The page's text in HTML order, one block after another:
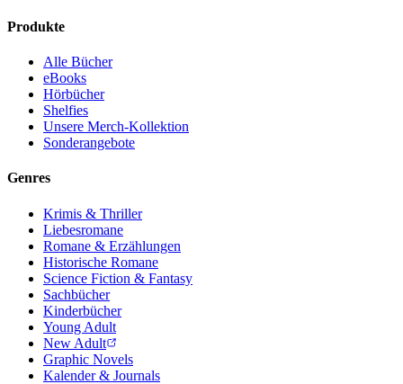
Produkte
Alle Bücher
eBooks
Hörbücher
Shelfies
Unsere Merch-Kollektion
Sonderangebote
Genres
Krimis & Thriller
Liebesromane
Romane & Erzählungen
Historische Romane
Science Fiction & Fantasy
Sachbücher
Kinderbücher
Young Adult
New Adult
Graphic Novels
Kalender & Journals